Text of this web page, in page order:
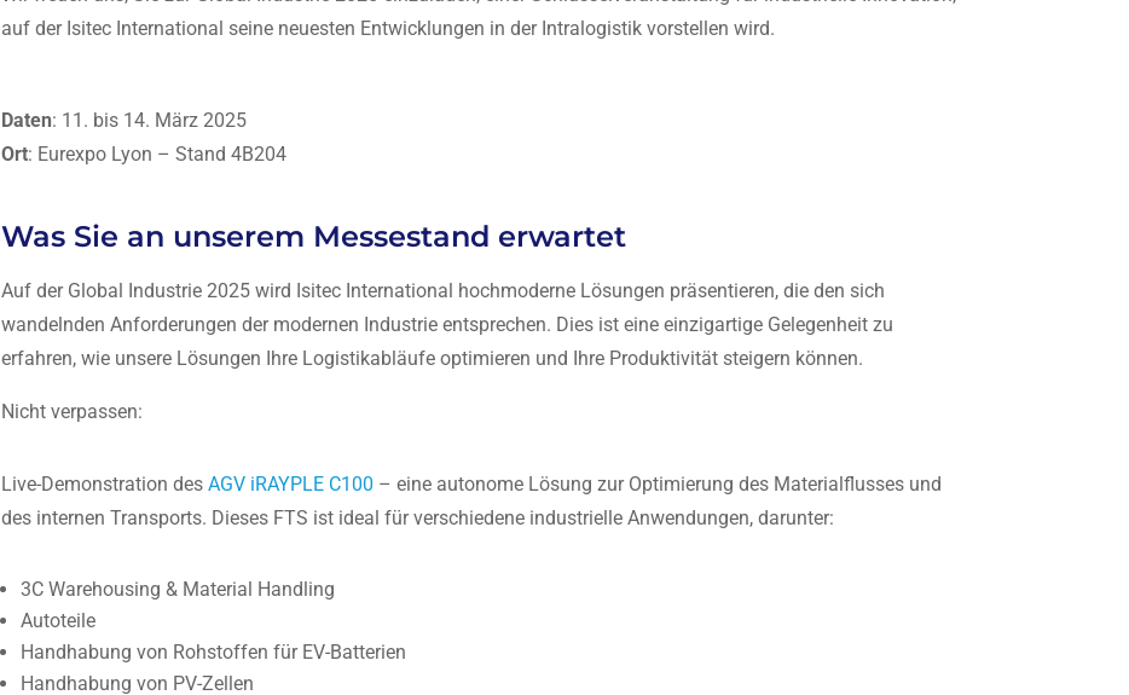
auf der Isitec International seine neuesten Entwicklungen in der Intralogistik vorstellen wird.
Daten: 11. bis 14. März 2025
Ort: Eurexpo Lyon – Stand 4B204
Was Sie an unserem Messestand erwartet
Auf der Global Industrie 2025 wird Isitec International hochmoderne Lösungen präsentieren, die den sich
wandelnden Anforderungen der modernen Industrie entsprechen. Dies ist eine einzigartige Gelegenheit zu
erfahren, wie unsere Lösungen Ihre Logistikabläufe optimieren und Ihre Produktivität steigern können.
Nicht verpassen:
Live-Demonstration desAGV iRAYPLE C100 – eine autonome Lösung zur Optimierung des Materialflusses und
des internen Transports. Dieses FTS ist ideal für verschiedene industrielle Anwendungen, darunter:
3C Warehousing & Material Handling
Autoteile
Handhabung von Rohstoffen für EV-Batterien
Handhabung von PV-Zellen